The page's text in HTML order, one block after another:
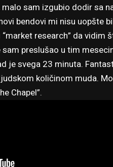
sam izgubio dodir sa
bendovi mi nisu uopšte
research” da
preslušao u tim
je svega 23 minuta.
količinom muda.
Chapel”.